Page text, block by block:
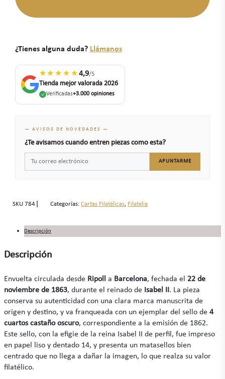
¿Tienes alguna duda? Llámanos
★★★★★4,9/5
Tienda mejor valorada 2026
Verificadas+3.000 opiniones
— AVISOS DE NOVEDADES —
¿Te avisamos cuando entren piezas como esta?
APUNTARME
SKU784 Categorías: Cartas Filatélicas, Filatelia
Descripción
Descripción
Envuelta circulada desde Ripoll a Barcelona, fechada el 22 de
noviembre de 1863, durante el reinado de Isabel II . La pieza
conserva su autenticidad con una clara marca manuscrita de
origen y destino, y va franqueada con un ejemplar del sello de 4
cuartos castaño oscuro, correspondiente a la emisión de 1862.
Este sello, con la efigie de la reina Isabel II de perfil, fue impreso
en papel liso y dentado 14, y presenta un matasellos bien
centrado que no llega a dañar la imagen, lo que realza su valor
filatélico.